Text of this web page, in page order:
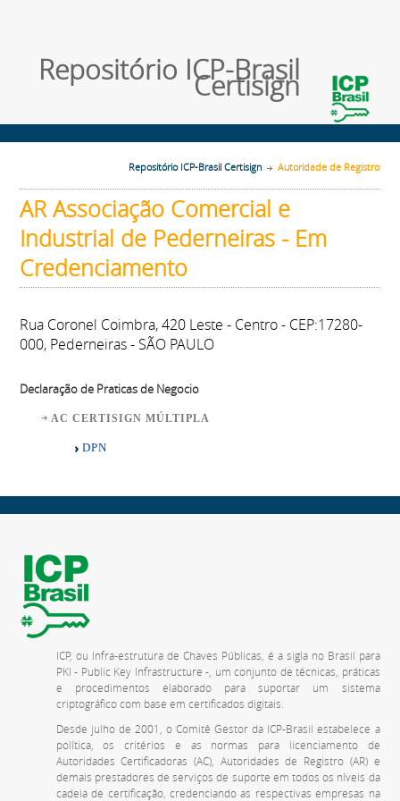
Repositório ICP-Brasil
Certisign
Repositório ICP-Brasil Certisign Autoridade de Registro
AR Associação Comercial e
Industrial de Pederneiras - Em
Credenciamento
Rua Coronel Coimbra, 420 Leste - Centro - CEP:17280-
000, Pederneiras - SÃO PAULO
Declaração de Praticas de Negocio
AC CERTISIGN MÚLTIPLA
DPN
ICP, ou Infra-estrutura de Chaves Públicas, é a sigla no Brasil para
PKI - Public Key Infrastructure -, um conjunto de técnicas, práticas
e procedimentos elaborado para suportar um sistema
criptográfico com base em certificados digitais.
Desde julho de 2001, o Comitê Gestor da ICP-Brasil estabelece a
política, os critérios e as normas para licenciamento de
Autoridades Certificadoras (AC), Autoridades de Registro (AR) e
demais prestadores de serviços de suporte em todos os níveis da
cadeia de certificação, credenciando as respectivas empresas na